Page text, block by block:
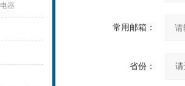
器
常用邮箱：
省份：